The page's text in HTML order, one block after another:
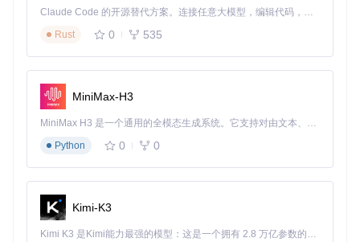
整个FPGA的情况下动态加载不同的硬件加速模块，显著缩短
开发迭代周期。
主流RFSoC开发板性能对比
开发
号
射频通
道数
ADC
率
DAC
最大
典型应用
14位 14位
多通道信
ZCU
216
8x ADC,
Claude Code 的开源替代方案。连接任意大模型，编辑代码，运行命令，自动验证 — 全自动执行。用 Rust 构建，极致性能。 ｜ An open-source alternative to Claude Code. Connect any LLM, edit code, run commands, and verify changes — autonomously. Built in Rust for speed. Get Started
Rust
0 535
MiniMax-H3
MiniMax H3 是一个通用的全模态生成系统。它支持对由文本、图像、视频和音频组成的多模态上下文进行统一理解，并能生成分辨率高达 2K、时长可达 15 秒的带原生立体声音频的视频。得益于面向任务泛化的系统设计，H3 在预训练阶段就已具备广泛的多模态上下文理解与生成能力，能够出色地执行复杂的多模态指令。
Python
0 0
Kimi-K3
Kimi K3 是Kimi能力最强的模型：这是一个拥有 2.8 万亿参数的混合专家（MoE）模型，具备原生视觉理解能力，并支持 100 万 token 的上下文窗口。